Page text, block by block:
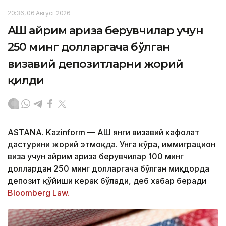
20:36, 06 Август 2026
АҚШ айрим ариза берувчилар учун
250 минг долларгача бўлган
визавий депозитларни жорий
қилди
ASTANA. Kazinform — АҚШ янги визавий кафолат
дастурини жорий этмоқда. Унга кўра, иммиграцион
виза учун айрим ариза берувчилар 100 минг
доллардан 250 минг долларгача бўлган миқдорда
депозит қўйиши керак бўлади, деб хабар беради
Bloomberg Law.